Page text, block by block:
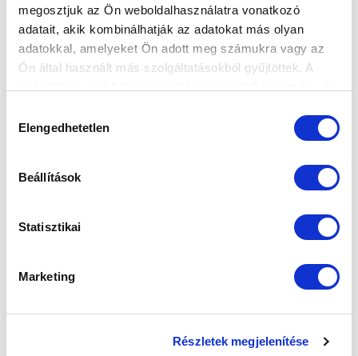
megosztjuk az Ön weboldalhasználatra vonatkozó
adatait, akik kombinálhatják az adatokat más olyan
adatokkal, amelyeket Ön adott meg számukra vagy az
Ön által használt más szolgáltatásokból gyűjtöttek. A
kiválasztása
Elengedhetetlen
Beállítások
Statisztikai
Marketing
Részletek megjelenítése
FELIRATKOZOM
SZPONZOROK